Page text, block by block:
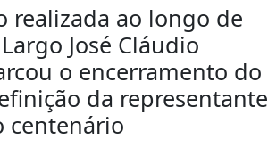
realizada ao longo de
José Cláudio
o encerramento do
da representante
centenário